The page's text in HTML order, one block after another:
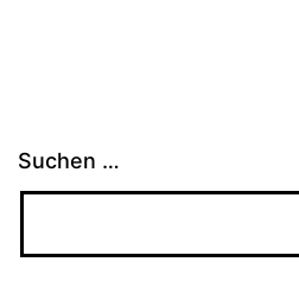
Suchen …